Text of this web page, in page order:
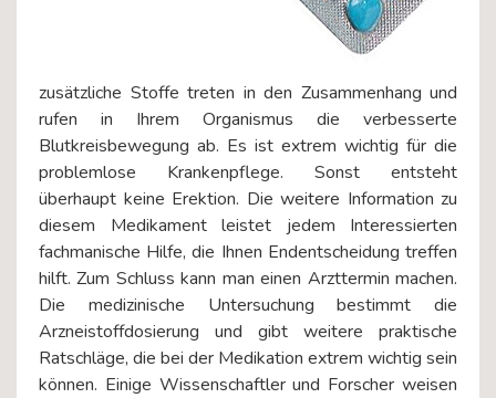
zusätzliche Stoffe treten in den Zusammenhang und
rufen in Ihrem Organismus die verbesserte
Blutkreisbewegung ab. Es ist extrem wichtig für die
problemlose Krankenpflege. Sonst entsteht
überhaupt keine Erektion. Die weitere Information zu
diesem Medikament leistet jedem Interessierten
fachmanische Hilfe, die Ihnen Endentscheidung treffen
hilft. Zum Schluss kann man einen Arzttermin machen.
Die medizinische Untersuchung bestimmt die
Arzneistoffdosierung und gibt weitere praktische
Ratschläge, die bei der Medikation extrem wichtig sein
können. Einige Wissenschaftler und Forscher weisen